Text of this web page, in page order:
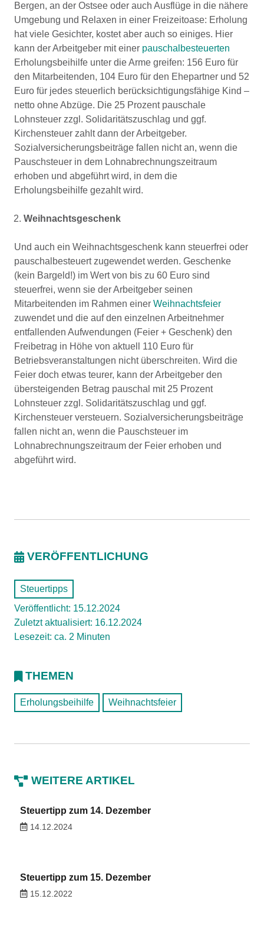
Bergen, an der Ostsee oder auch Ausflüge in die nähere
Umgebung und Relaxen in einer Freizeitoase: Erholung
hat viele Gesichter, kostet aber auch so einiges. Hier
kann der Arbeitgeber mit einer pauschalbesteuerten
Erholungsbeihilfe unter die Arme greifen: 156 Euro für
den Mitarbeitenden, 104 Euro für den Ehepartner und 52
Euro für jedes steuerlich berücksichtigungsfähige Kind –
netto ohne Abzüge. Die 25 Prozent pauschale
Lohnsteuer zzgl. Solidaritätszuschlag und ggf.
Kirchensteuer zahlt dann der Arbeitgeber.
Sozialversicherungsbeiträge fallen nicht an, wenn die
Pauschsteuer in dem Lohnabrechnungszeitraum
erhoben und abgeführt wird, in dem die
Erholungsbeihilfe gezahlt wird.
Weihnachtsgeschenk
Und auch ein Weihnachtsgeschenk kann steuerfrei oder
pauschalbesteuert zugewendet werden. Geschenke
(kein Bargeld!) im Wert von bis zu 60 Euro sind
steuerfrei, wenn sie der Arbeitgeber seinen
Mitarbeitenden im Rahmen einer Weihnachtsfeier
zuwendet und die auf den einzelnen Arbeitnehmer
entfallenden Aufwendungen (Feier + Geschenk) den
Freibetrag in Höhe von aktuell 110 Euro für
Betriebsveranstaltungen nicht überschreiten. Wird die
Feier doch etwas teurer, kann der Arbeitgeber den
übersteigenden Betrag pauschal mit 25 Prozent
Lohnsteuer zzgl. Solidaritätszuschlag und ggf.
Kirchensteuer versteuern. Sozialversicherungsbeiträge
fallen nicht an, wenn die Pauschsteuer im
Lohnabrechnungszeitraum der Feier erhoben und
abgeführt wird.
VERÖFFENTLICHUNG
Steuertipps
Veröffentlicht: 15.12.2024
Zuletzt aktualisiert: 16.12.2024
Lesezeit: ca. 2 Minuten
THEMEN
Erholungsbeihilfe Weihnachtsfeier
WEITERE ARTIKEL
Steuertipp zum 14. Dezember
14.12.2024
Steuertipp zum 15. Dezember
15.12.2022